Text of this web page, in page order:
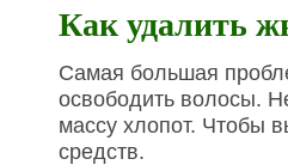
Как удалить
Самая большая
освободить волосы.
массу хлопот. Чтобы
средств.